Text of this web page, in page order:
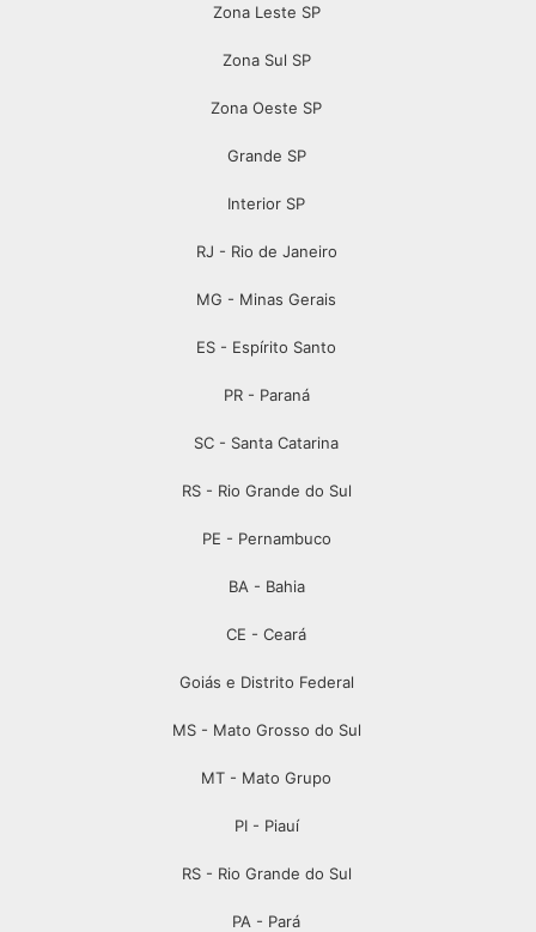
Zona Leste SP
Zona Sul SP
Zona Oeste SP
Grande SP
Interior SP
RJ - Rio de Janeiro
MG - Minas Gerais
ES - Espírito Santo
PR - Paraná
SC - Santa Catarina
RS - Rio Grande do Sul
PE - Pernambuco
BA - Bahia
CE - Ceará
Goiás e Distrito Federal
MS - Mato Grosso do Sul
MT - Mato Grupo
PI - Piauí
RS - Rio Grande do Sul
PA - Pará